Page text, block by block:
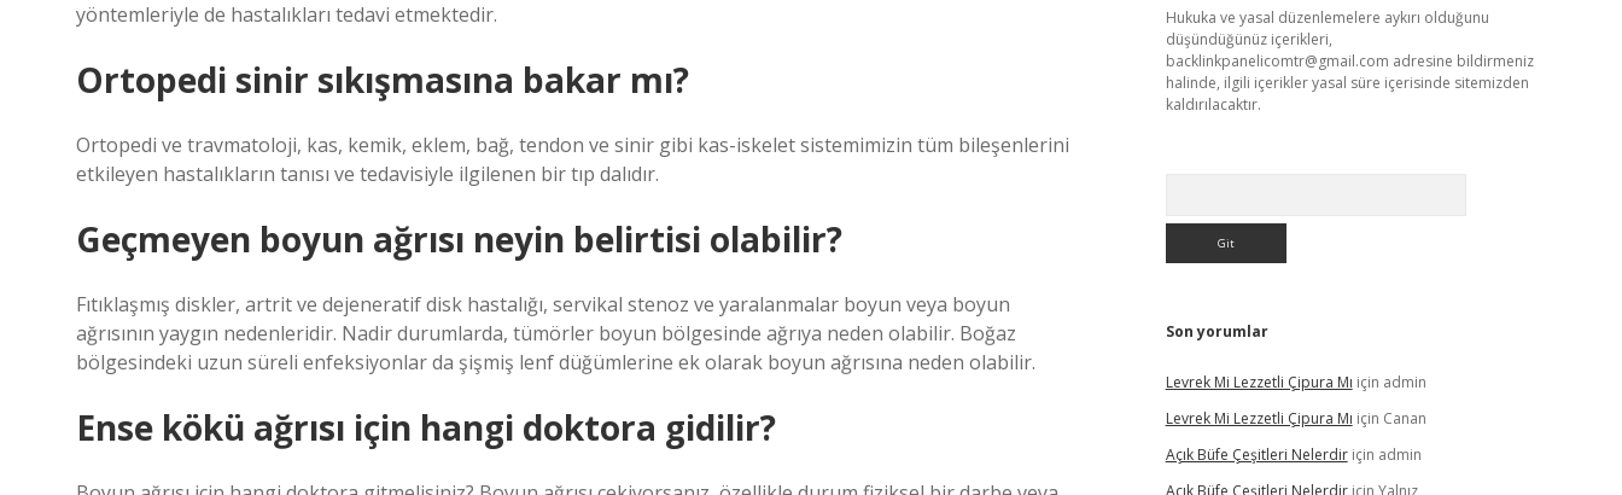
yöntemleriyle de hastalıkları tedavi etmektedir.
Ortopedi sinir sıkışmasına bakar mı?
Ortopedi ve travmatoloji, kas, kemik, eklem, bağ, tendon ve sinir gibi kas-iskelet sistemimizin tüm bileşenlerini
etkileyen hastalıkların tanısı ve tedavisiyle ilgilenen bir tıp dalıdır.
Geçmeyen boyun ağrısı neyin belirtisi olabilir?
Fıtıklaşmış diskler, artrit ve dejeneratif disk hastalığı, servikal stenoz ve yaralanmalar boyun veya boyun
ağrısının yaygın nedenleridir. Nadir durumlarda, tümörler boyun bölgesinde ağrıya neden olabilir. Boğaz
bölgesindeki uzun süreli enfeksiyonlar da şişmiş lenf düğümlerine ek olarak boyun ağrısına neden olabilir.
Ense kökü ağrısı için hangi doktora gidilir?
Hukuka ve yasal düzenlemelere aykırı olduğunu
düşündüğünüz içerikleri,
backlinkpanelicomtr@gmail.com adresine bildirmeniz
halinde, ilgili içerikler yasal süre içerisinde sitemizden
kaldırılacaktır.
Son yorumlar
Levrek Mi Lezzetli Çipura Mı için admin
Levrek Mi Lezzetli Çipura Mı için Canan
Açık Büfe Çeşitleri Nelerdiriçin admin
Açık Büfe Çeşitleri Nelerdiriçin Yalnız